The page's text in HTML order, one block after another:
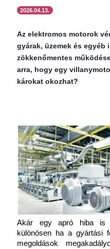
2026.04.13.
Az elektromos motorok
gyárak, üzemek és egyéb
zökkenőmentes
arra, hogy egy
károkat okozhat?
Akár egy apró hiba is
különösen ha a gyártási
megoldások